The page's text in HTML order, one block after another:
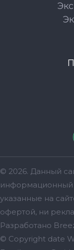
© 2026. Данный
информационный
указанные на
офертой, ни
Разработано
© Copyright date